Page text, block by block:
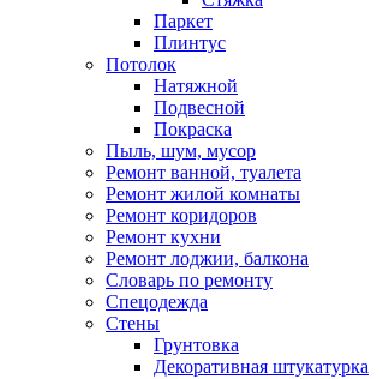
Паркет
Плинтус
Потолок
Натяжной
Подвесной
Покраска
Пыль, шум, мусор
Ремонт ванной, туалета
Ремонт жилой комнаты
Ремонт коридоров
Ремонт кухни
Ремонт лоджии, балкона
Словарь по ремонту
Спецодежда
Стены
Грунтовка
Декоративная штукатурка